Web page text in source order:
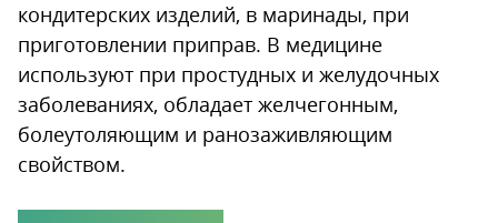
кондитерских изделий, в маринады, при
приготовлении приправ. В медицине
используют при простудных и желудочных
заболеваниях, обладает желчегонным,
болеутоляющим и ранозаживляющим
свойством.